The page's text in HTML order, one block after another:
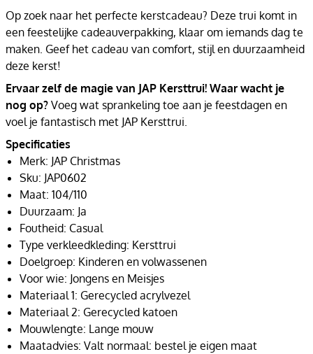
Op zoek naar het perfecte kerstcadeau? Deze trui komt in
een feestelijke cadeauverpakking, klaar om iemands dag te
maken. Geef het cadeau van comfort, stijl en duurzaamheid
deze kerst!
Ervaar zelf de magie van JAP Kersttrui! Waar wacht je
nog op? Voeg wat sprankeling toe aan je feestdagen en
voel je fantastisch met JAP Kersttrui.
Specificaties
Merk: JAP Christmas
Sku: JAP0602
Maat: 104/110
Duurzaam: Ja
Foutheid: Casual
Type verkleedkleding: Kersttrui
Doelgroep: Kinderen en volwassenen
Voor wie: Jongens en Meisjes
Materiaal 1: Gerecycled acrylvezel
Materiaal 2: Gerecycled katoen
Mouwlengte: Lange mouw
Maatadvies: Valt normaal: bestel je eigen maat